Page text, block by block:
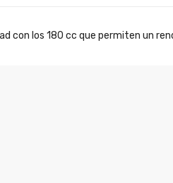
con los 180 cc que permiten un